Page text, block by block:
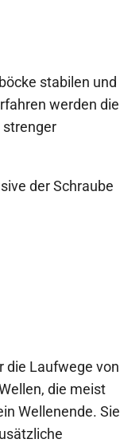
stabilen und
werden die
strenger
der Schraube
die Laufwege von
die meist
Wellenende. Sie